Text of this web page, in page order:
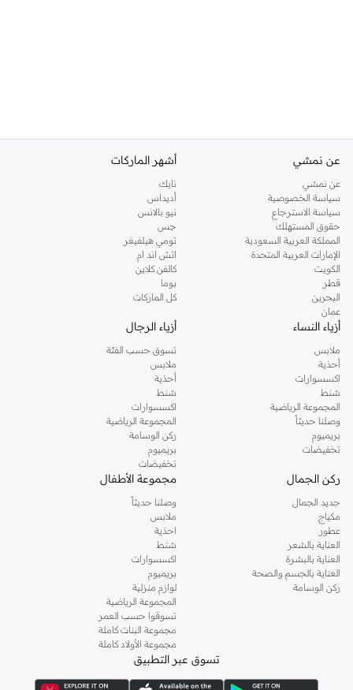
عن نمشي
عن نمشي
سياسة الخصوصية
سياسة الاسترجاع
حقوق المستهلك
المملكة العربية السعودية
الإمارات العربية المتحدة
الكويت
قطر
البحرين
عمان
أشهر الماركات
نايك
أديداس
نيو بالانس
جس
تومي هيلفيغر
اتش اند ام
كالفن كلاين
بوما
كل الماركات
أزياء النساء
ملابس
أحذية
اكسسوارات
شنط
المجموعة الرياضية
وصلنا حديثاً
بريميوم
تخفيضات
أزياء الرجال
تسوق حسب الفئة
ملابس
أحذية
شنط
اكسسوارات
المجموعة الرياضية
ركن الوسامة
بريميوم
تخفيضات
ركن الجمال
جديد الجمال
مكياج
عطور
العناية بالشعر
العناية بالبشرة
العناية بالجسم والصحة
ركن الوسامة
مجموعة الأطفال
وصلنا حديثاً
ملابس
احذية
شنط
اكسسوارات
بريميوم
لوازم منزلية
المجموعة الرياضية
تسوقوا حسب العمر
مجموعة البنات كاملة
مجموعة الأولاد كاملة
تسوق عبر التطبيق